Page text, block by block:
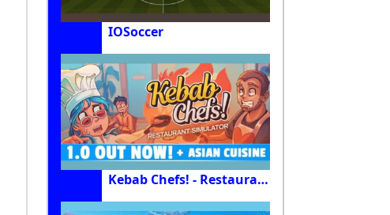
IOSoccer
Kebab Chefs! - Restaurant Simulator